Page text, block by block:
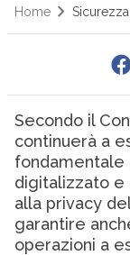
Home
Secondo il
continuerà a
fondamentale
digitalizzato e
alla privacy
garantire
operazioni a